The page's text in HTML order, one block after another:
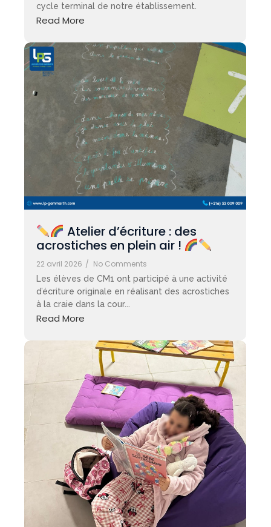
cycle terminal de notre établissement.
Read More
Atelier d’écriture : des
acrostiches en plein air !
22 avril 2026 / No Comments
Les élèves de CM1 ont participé à une activité
d’écriture originale en réalisant des acrostiches
à la craie dans la cour...
Read More